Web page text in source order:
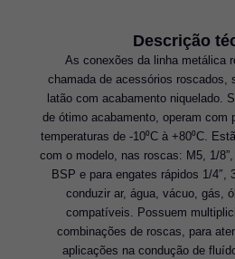
Descrição
As conexões da linha metálica
chamada de acessórios roscados,
latão com acabamento niquelado.
de ótimo acabamento, operam com
temperaturas de -10⁰C à +80⁰C.
com o modelo, nas roscas: M5, 1/8”,
BSP e para engates rápidos 1/4″,
conduzir ar, água, vácuo, gás,
compatíveis. Possuem
combinações de roscas, para
aplicações na condução de